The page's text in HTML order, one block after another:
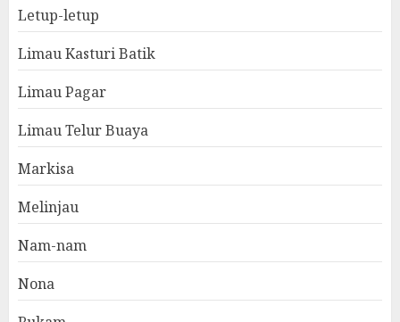
Letup-letup
Limau Kasturi Batik
Limau Pagar
Limau Telur Buaya
Markisa
Melinjau
Nam-nam
Nona